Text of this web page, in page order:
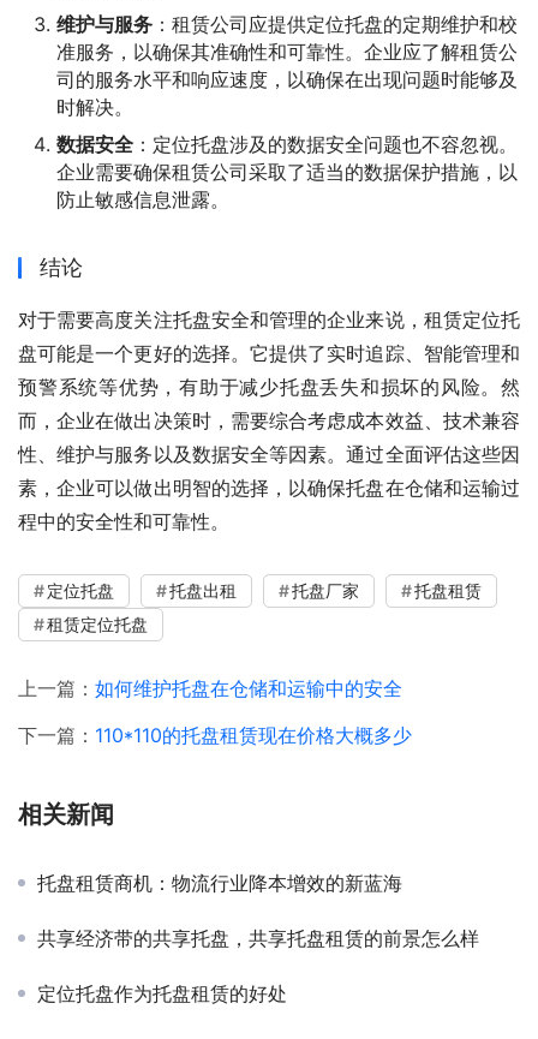
维护与服务 ：租赁公司应提供定位托盘的定期维护和校
准服务，以确保其准确性和可靠性。企业应了解租赁公
司的服务水平和响应速度，以确保在出现问题时能够及
时解决。
数据安全 ：定位托盘涉及的数据安全问题也不容忽视。
企业需要确保租赁公司采取了适当的数据保护措施，以
防止敏感信息泄露。
结论
对于需要高度关注托盘安全和管理的企业来说，租赁定位托
盘可能是一个更好的选择。它提供了实时追踪、智能管理和
预警系统等优势，有助于减少托盘丢失和损坏的风险。然
而，企业在做出决策时，需要综合考虑成本效益、技术兼容
性、维护与服务以及数据安全等因素。通过全面评估这些因
素，企业可以做出明智的选择，以确保托盘在仓储和运输过
程中的安全性和可靠性。
定位托盘 托盘出租 托盘厂家
托盘租赁
租赁定位托盘
上一篇： 如何维护托盘在仓储和运输中的安全
下一篇： 110*110的托盘租赁现在价格大概多少
相关新闻
托盘租赁商机：物流行业降本增效的新蓝海
共享经济带的共享托盘，共享托盘租赁的前景怎么样
定位托盘作为托盘租赁的好处